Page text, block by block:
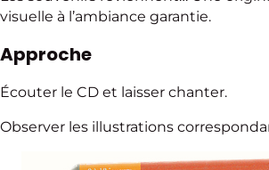
visuelle à l’ambiance garantie.
Approche
Écouter le CD et laisser chanter.
Observer les illustrations